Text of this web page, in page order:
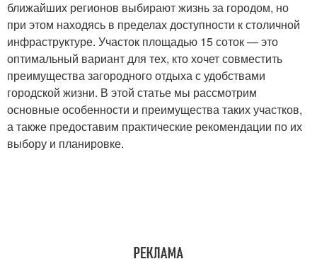
ближайших регионов выбирают жизнь за городом, но
при этом находясь в пределах доступности к столичной
инфраструктуре. Участок площадью 15 соток — это
оптимальный вариант для тех, кто хочет совместить
преимущества загородного отдыха с удобствами
городской жизни. В этой статье мы рассмотрим
основные особенности и преимущества таких участков,
а также предоставим практические рекомендации по их
выбору и планировке.